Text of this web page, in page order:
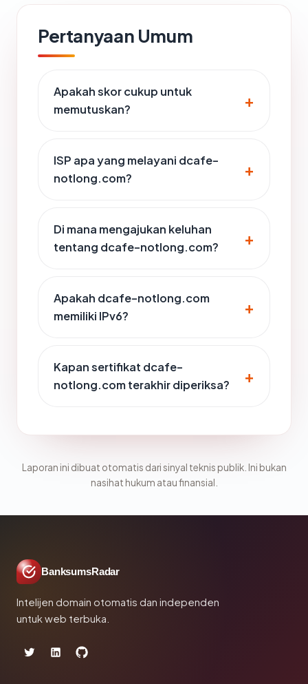
Pertanyaan Umum
Apakah skor cukup untuk
memutuskan?
ISP apa yang melayani dcafe-
notlong.com?
Di mana mengajukan keluhan
tentang dcafe-notlong.com?
Apakah dcafe-notlong.com
memiliki IPv6?
Kapan sertifikat dcafe-
notlong.com terakhir diperiksa?
Laporan ini dibuat otomatis dari sinyal teknis publik. Ini bukan
nasihat hukum atau finansial.
BanksumsRadar
Intelijen domain otomatis dan independen
untuk web terbuka.